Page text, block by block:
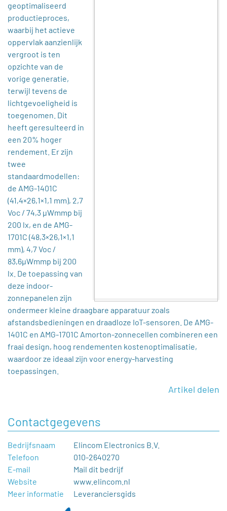
geoptimaliseerd
productieproces,
waarbij het actieve
oppervlak aanzienlijk
vergroot is ten
opzichte van de
vorige generatie,
terwijl tevens de
lichtgevoeligheid is
toegenomen. Dit
heeft geresulteerd in
een 20% hoger
rendement. Er zijn
twee
standaardmodellen:
de AMG-1401C
(41,4×26,1×1,1 mm), 2,7
Voc / 74,3 μWmmp bij
200 lx, en de AMG-
1701C (48,3×26,1×1,1
mm), 4,7 Voc /
83,6μWmmp bij 200
lx. De toepassing van
deze indoor-
zonnepanelen zijn
ondermeer kleine draagbare apparatuur zoals
afstandsbedieningen en draadloze IoT-sensoren. De AMG-
1401C en AMG-1701C Amorton-zonnecellen combineren een
fraai design, hoog rendementen kostenoptimalisatie,
waardoor ze ideaal zijn voor energy-harvesting
toepassingen.
Artikel delen
Contactgegevens
Bedrijfsnaam
Elincom Electronics B.V.
Telefoon
010-2640270
E-mail
Mail dit bedrijf
Website
www.elincom.nl
Meer informatie
Leveranciersgids